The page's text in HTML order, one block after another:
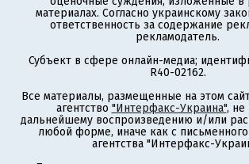
материалах. Согласно украинскому
ответственность за содержание
рекламодатель.
Субъект в сфере онлайн-медиа;
R40-02162.
Все материалы, размещенные на этом
агентство "Интерфакс-Украина", не
дальнейшему воспроизведению и/или
любой форме, иначе как с
агентства "Интерфакс-